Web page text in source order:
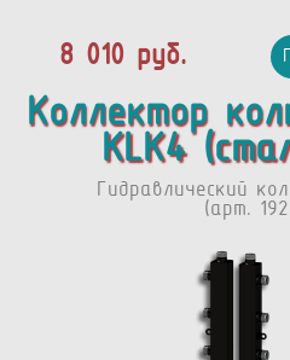
8 010 руб.
Коллектор
КLК4
Гидравлический
(арт.